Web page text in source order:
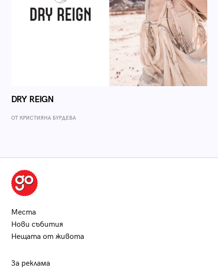
DRY REIGN
ОТ КРИСТИЯНА БУРДЕВА
Места
Нови събития
Нещата от живота
За реклама